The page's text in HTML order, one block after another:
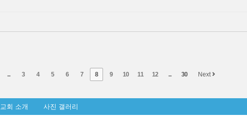
... 3 4 5 6 7 8 9 10 11 12 ... 30 Next
교회 소개 사진 갤러리